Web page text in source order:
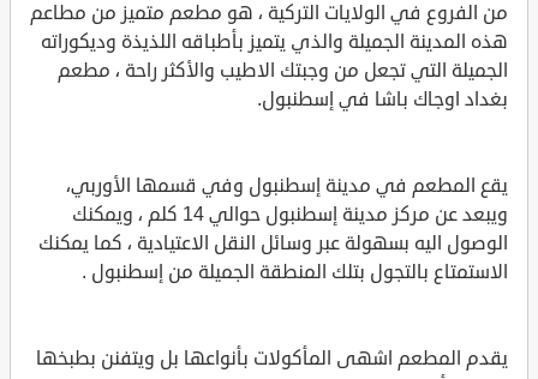
من الفروع في الولايات التركية ، هو مطعم متميز من مطاعم
هذه المدينة الجميلة والذي يتميز بأطباقه اللذيذة وديكوراته
الجميلة التي تجعل من وجبتك الاطيب والأكثر راحة ، مطعم
بغداد اوجاك باشا في إسطنبول.
يقع المطعم في مدينة إسطنبول وفي قسمها الأوربي،
ويبعد عن مركز مدينة إسطنبول حوالي 14 كلم ، ويمكنك
الوصول اليه بسهولة عبر وسائل النقل الاعتيادية ، كما يمكنك
الاستمتاع بالتجول بتلك المنطقة الجميلة من إسطنبول .
يقدم المطعم اشهى المأكولات بأنواعها بل ويتفنن بطبخها